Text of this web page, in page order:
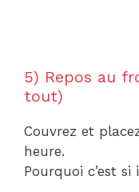
5) Repos au
tout)
Couvrez et
heure.
Pourquoi c’est